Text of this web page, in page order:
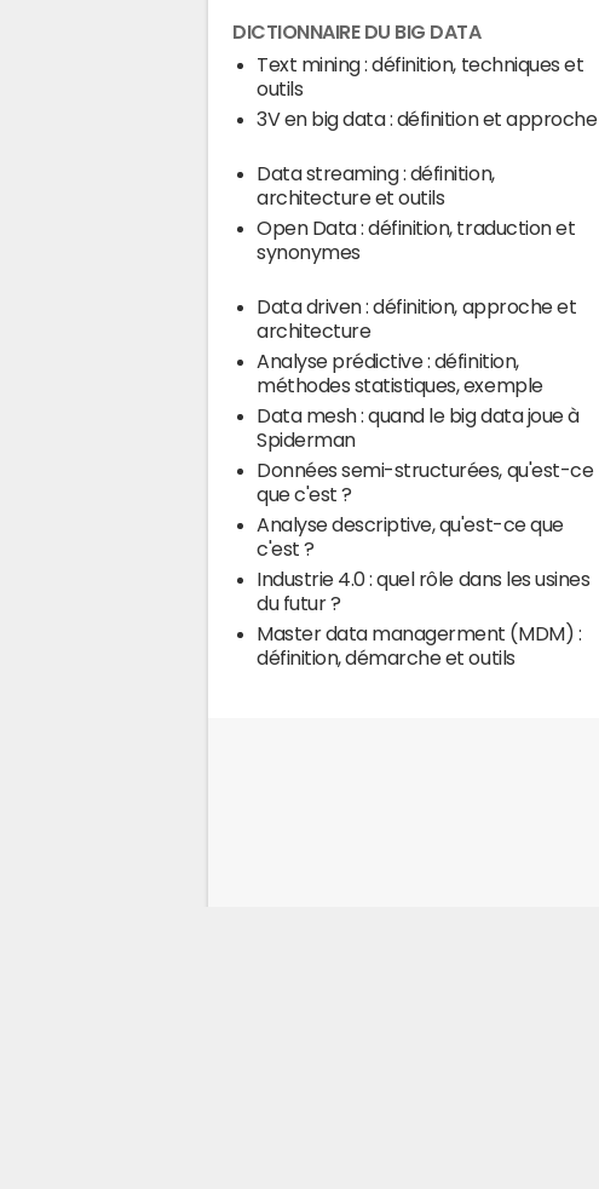
DICTIONNAIRE DU BIG DATA
Text mining : définition, techniques et
outils
3V en big data : définition et approche
Data streaming : définition,
architecture et outils
Open Data : définition, traduction et
synonymes
Data driven : définition, approche et
architecture
Analyse prédictive : définition,
méthodes statistiques, exemple
Data mesh : quand le big data joue à
Spiderman
Données semi-structurées, qu'est-ce
que c'est ?
Analyse descriptive, qu'est-ce que
c'est ?
Industrie 4.0 : quel rôle dans les usines
du futur ?
Master data managerment (MDM) :
définition, démarche et outils